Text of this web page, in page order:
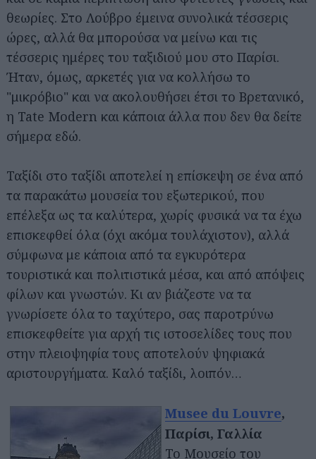
θεωρίες. Στο Λούβρο έμεινα συνολικά τέσσερις
ώρες, αλλά θα μπορούσα να μείνω και τις
τέσσερις ημέρες του ταξιδιού μου στο Παρίσι.
Ήταν, όμως, αρκετές για να κολλήσω το
"μικρόβιο" και να ακολουθήσει έτσι το Βρετανικό,
η Tate Modern και κάποια άλλα που δεν θα δείτε
σήμερα εδώ.
Ταξίδι στο ταξίδι αποτελεί η επίσκεψη σε ένα από
τα παρακάτω μουσεία του εξωτερικού, που
επέλεξα ως τα καλύτερα, χωρίς φυσικά να τα έχω
επισκεφθεί όλα (όχι ακόμα τουλάχιστον), αλλά
σύμφωνα με κάποια από τα εγκυρότερα
τουριστικά και πολιτιστικά μέσα, και από απόψεις
φίλων και γνωστών. Κι αν βιάζεστε να τα
γνωρίσετε όλα το ταχύτερο, σας παροτρύνω
επισκεφθείτε για αρχή τις ιστοσελίδες τους που
στην πλειοψηφία τους αποτελούν ψηφιακά
αριστουργήματα. Καλό ταξίδι, λοιπόν…
Musee du Louvre,
Παρίσι, Γαλλία
Το Μουσείο του